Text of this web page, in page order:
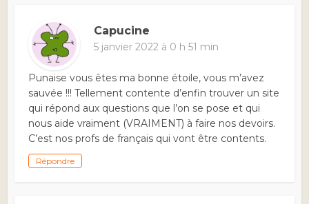
Capucine
5 janvier 2022 à 0 h 51 min
Punaise vous êtes ma bonne étoile, vous m’avez
sauvée !!! Tellement contente d’enfin trouver un site
qui répond aux questions que l’on se pose et qui
nous aide vraiment (VRAIMENT) à faire nos devoirs.
C’est nos profs de français qui vont être contents.
Répondre